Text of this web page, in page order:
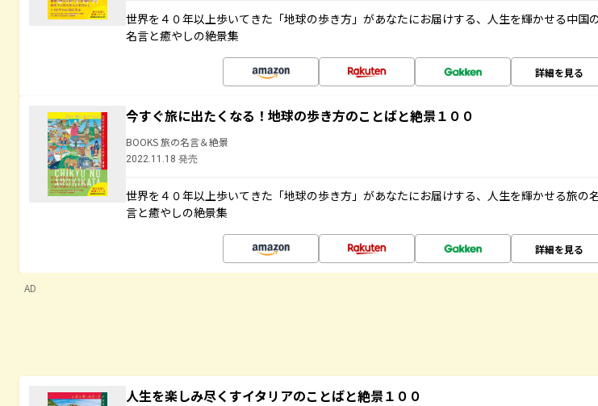
世界を４０年以上歩いてきた「地球の歩き方」があなたにお届けする、人生を輝かせる中国
名言と癒やしの絶景集
詳細を見る
今すぐ旅に出たくなる！地球の歩き方のことばと絶景１００
BOOKS 旅の名言＆絶景
2022.11.18 発売
世界を４０年以上歩いてきた「地球の歩き方」があなたにお届けする、人生を輝かせる旅の
言と癒やしの絶景集
詳細を見る
AD
人生を楽しみ尽くすイタリアのことばと絶景１００